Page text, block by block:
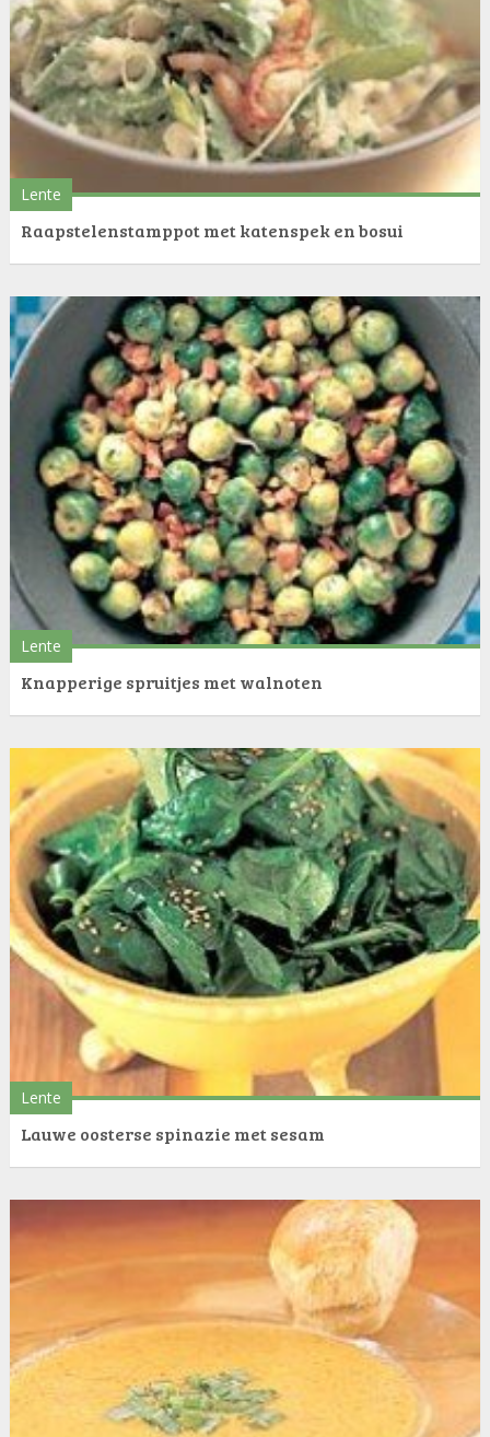
Lente
Raapstelenstamppot met katenspek en bosui
Lente
Knapperige spruitjes met walnoten
Lente
Lauwe oosterse spinazie met sesam